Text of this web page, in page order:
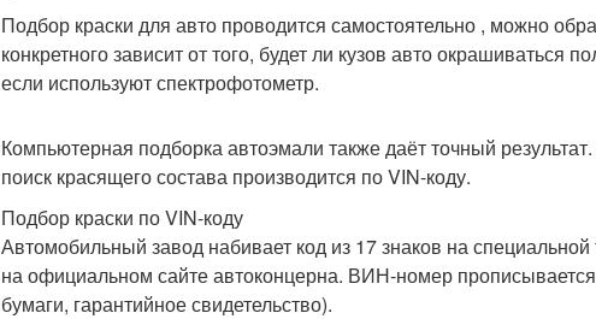
Подбор краски для авто проводится самостоятельно , можно
конкретного зависит от того, будет ли кузов авто окрашиваться
если используют спектрофотометр.
Компьютерная подборка автоэмали также даёт точный
поиск красящего состава производится по VIN-коду.
Подбор краски по VIN-коду
Автомобильный завод набивает код из 17 знаков на
на официальном сайте автоконцерна. ВИН-номер
бумаги, гарантийное свидетельство).